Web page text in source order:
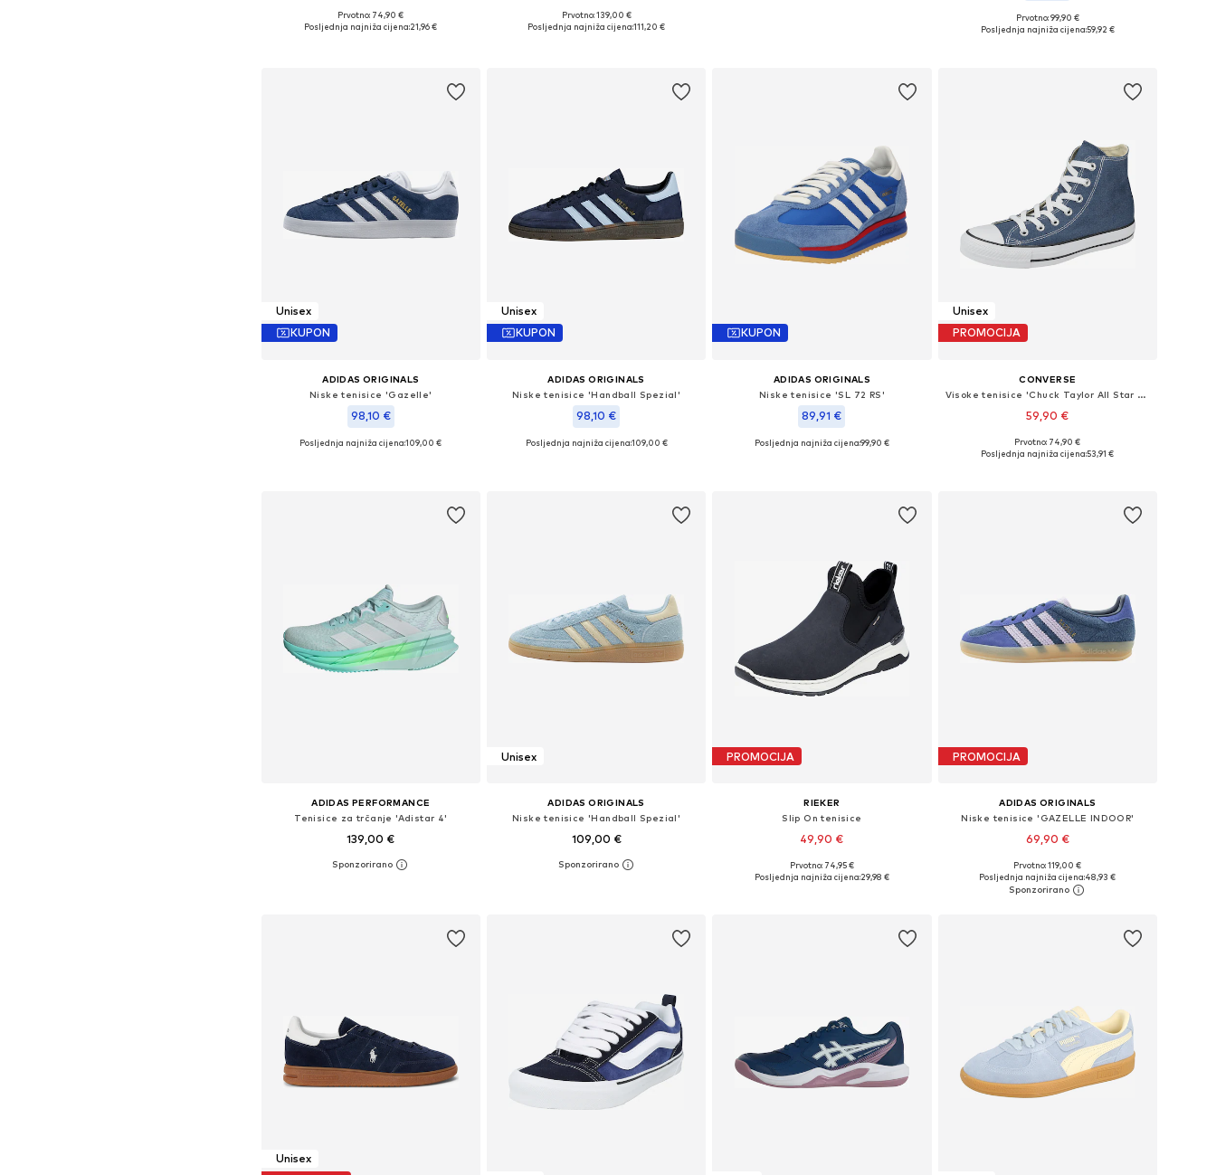
Dostupne veličine: 35-35,5, 36, 36,5
Prvotno: 74,90 €
Posljednja najniža cijena:21,96 €
Dostupno u više veličina
Prvotno: 139,00 €
Posljednja najniža cijena:111,20 € Dostupne veličine: 36, 37
Prvotno: 99,90 €
Posljednja najniža cijena:59,92 €
Unisex
KUPON
ADIDAS ORIGINALS
Niske tenisice 'Gazelle'
98,10 €
+3
Dostupno u više veličina
Posljednja najniža cijena:109,00 €
Unisex
KUPON
ADIDAS ORIGINALS
Niske tenisice 'Handball Spezial'
98,10 €
Dostupno u više veličina
Posljednja najniža cijena:109,00 €
KUPON
ADIDAS ORIGINALS
Niske tenisice 'SL 72 RS'
89,91 €
Dostupno u više veličina
Posljednja najniža cijena:99,90 €
Unisex
PROMOCIJA
CONVERSE
Visoke tenisice 'Chuck Taylor All Star Classic'
59,90 €
+ 4
Dostupno u više veličina
Prvotno: 74,90 €
Posljednja najniža cijena:53,91 €
ADIDAS PERFORMANCE
Tenisice za trčanje 'Adistar 4'
139,00 €
Dostupno u više veličina
Unisex
ADIDAS ORIGINALS
Niske tenisice 'Handball Spezial'
109,00 €
Dostupno u više veličina
PROMOCIJA
RIEKER
Slip On tenisice
49,90 €
Dostupne veličine: 36, 37, 38, 39, 40, 41
Prvotno: 74,95 €
Posljednja najniža cijena:29,98 €
PROMOCIJA
ADIDAS ORIGINALS
Niske tenisice 'GAZELLE INDOOR'
69,90 €
Dostupno u više veličina
Dodaj u košaricu
Prvotno: 119,00 €
Posljednja najniža cijena:48,93 €
Unisex